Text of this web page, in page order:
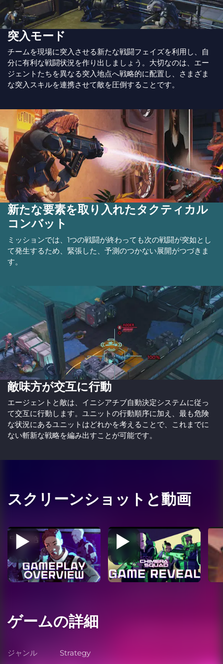
突入モード
チームを現場に突入させる新たな戦闘フェイズを利用し、自
分に有利な戦闘状況を作り出しましょう。大切なのは、エー
ジェントたちを異なる突入地点へ戦略的に配置し、さまざま
な突入スキルを連携させて敵を圧倒することです。
新たな要素を取り入れたタクティカル
コンバット
ミッションでは、1つの戦闘が終わっても次の戦闘が突如とし
て発生するため、緊張した、予測のつかない展開がつづきま
す。
敵味方が交互に行動
エージェントと敵は、イニシアチブ自動決定システムに従っ
て交互に行動します。ユニットの行動順序に加え、最も危険
な状況にあるユニットはどれかを考えることで、これまでに
ない斬新な戦略を編み出すことが可能です。
スクリーンショットと動画
ゲームの詳細
ジャンル ジャンル
Strategy